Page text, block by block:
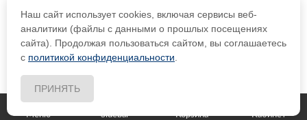
Меню Sidebar Корзина Кабинет
ПОЛИТИКА КОНФИДЕНЦИАЛЬНОСТИ
Наш сайт использует cookies, включая сервисы веб-
аналитики (файлы с данными о прошлых посещениях
сайта). Продолжая пользоваться сайтом, вы соглашаетесь
с политикой конфиденциальности
ПРИНЯТЬ